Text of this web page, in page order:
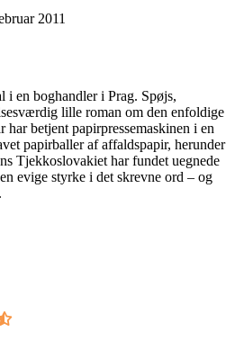
2011
en boghandler i Prag. Spøjs,
lille roman om den enfoldige
har betjent papirpressemaskinen i en
papirballer af affaldspapir, herunder
Tjekkoslovakiet har fundet uegnede
evige styrke i det skrevne ord – og